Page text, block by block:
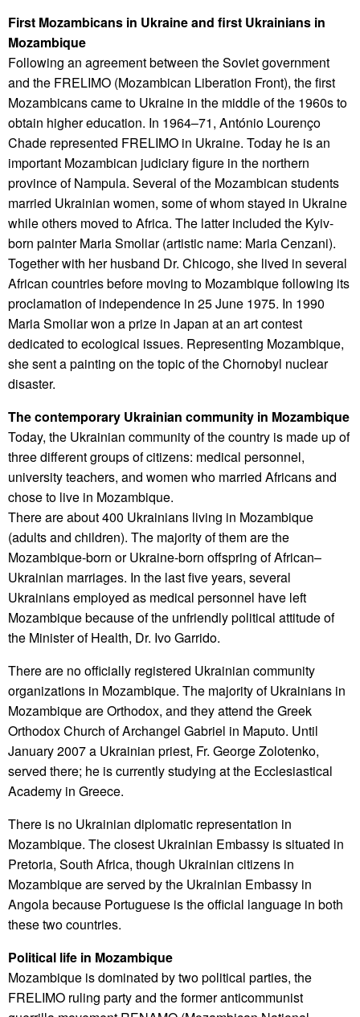
First Mozambicans in Ukraine and first Ukrainians in
Mozambique
Following an agreement between the Soviet government
and the FRELIMO (Mozambican Liberation Front), the first
Mozambicans came to Ukraine in the middle of the 1960s to
obtain higher education. In 1964–71, António Lourenço
Chade represented FRELIMO in Ukraine. Today he is an
important Mozambican judiciary figure in the northern
province of Nampula. Several of the Mozambican students
married Ukrainian women, some of whom stayed in Ukraine
while others moved to Africa. The latter included the Kyiv-
born painter Maria Smoliar (artistic name: Maria Cenzani).
Together with her husband Dr. Chicogo, she lived in several
African countries before moving to Mozambique following its
proclamation of independence in 25 June 1975. In 1990
Maria Smoliar won a prize in Japan at an art contest
dedicated to ecological issues. Representing Mozambique,
she sent a painting on the topic of the Chornobyl nuclear
disaster.
The contemporary Ukrainian community in Mozambique
Today, the Ukrainian community of the country is made up of
three different groups of citizens: medical personnel,
university teachers, and women who married Africans and
chose to live in Mozambique.
There are about 400 Ukrainians living in Mozambique
(adults and children). The majority of them are the
Mozambique-born or Ukraine-born offspring of African–
Ukrainian marriages. In the last five years, several
Ukrainians employed as medical personnel have left
Mozambique because of the unfriendly political attitude of
the Minister of Health, Dr. Ivo Garrido.
There are no officially registered Ukrainian community
organizations in Mozambique. The majority of Ukrainians in
Mozambique are Orthodox, and they attend the Greek
Orthodox Church of Archangel Gabriel in Maputo. Until
January 2007 a Ukrainian priest, Fr. George Zolotenko,
served there; he is currently studying at the Ecclesiastical
Academy in Greece.
There is no Ukrainian diplomatic representation in
Mozambique. The closest Ukrainian Embassy is situated in
Pretoria, South Africa, though Ukrainian citizens in
Mozambique are served by the Ukrainian Embassy in
Angola because Portuguese is the official language in both
these two countries.
Political life in Mozambique
Mozambique is dominated by two political parties, the
FRELIMO ruling party and the former anticommunist